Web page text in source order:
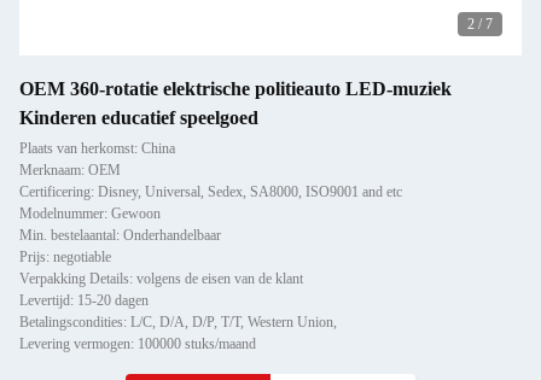
2 / 7
OEM 360-rotatie elektrische politieauto LED-muziek
Kinderen educatief speelgoed
Plaats van herkomst: China
Merknaam: OEM
Certificering: Disney, Universal, Sedex, SA8000, ISO9001 and etc
Modelnummer: Gewoon
Min. bestelaantal: Onderhandelbaar
Prijs: negotiable
Verpakking Details: volgens de eisen van de klant
Levertijd: 15-20 dagen
Betalingscondities: L/C, D/A, D/P, T/T, Western Union,
Levering vermogen: 100000 stuks/maand